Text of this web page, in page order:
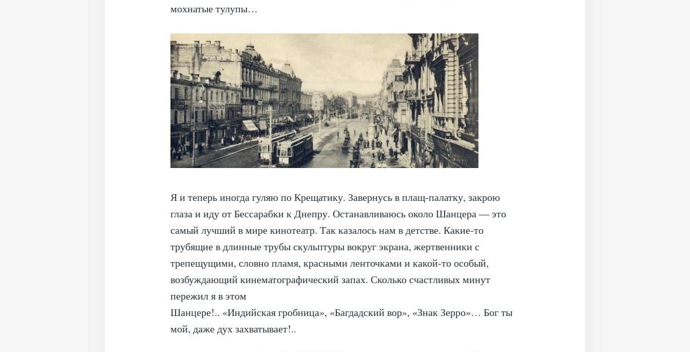
мохнатые тулупы…
Я и теперь иногда гуляю по Крещатику. Завернусь в плащ-палатку, закрою
глаза и иду от Бессарабки к Днепру. Останавливаюсь около Шанцера — это
самый лучший в мире кинотеатр. Так казалось нам в детстве. Какие-то
трубящие в длинные трубы скульптуры вокруг экрана, жертвенники с
трепещущими, словно пламя, красными ленточками и какой-то особый,
возбуждающий кинематографический запах. Сколько счастливых минут
пережил я в этом
Шанцере!.. «Индийская гробница», «Багдадский вор», «Знак Зерро»… Бог ты
мой, даже дух захватывает!..